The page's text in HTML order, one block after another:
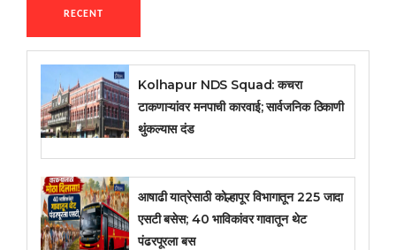
RECENT
Kolhapur NDS Squad: कचरा
टाकणाऱ्यांवर मनपाची कारवाई; सार्वजनिक ठिकाणी
थुंकल्यास दंड
आषाढी यात्रेसाठी कोल्हापूर विभागातून 225 जादा
एसटी बसेस; 40 भाविकांवर गावातून थेट
पंढरपूरला बस